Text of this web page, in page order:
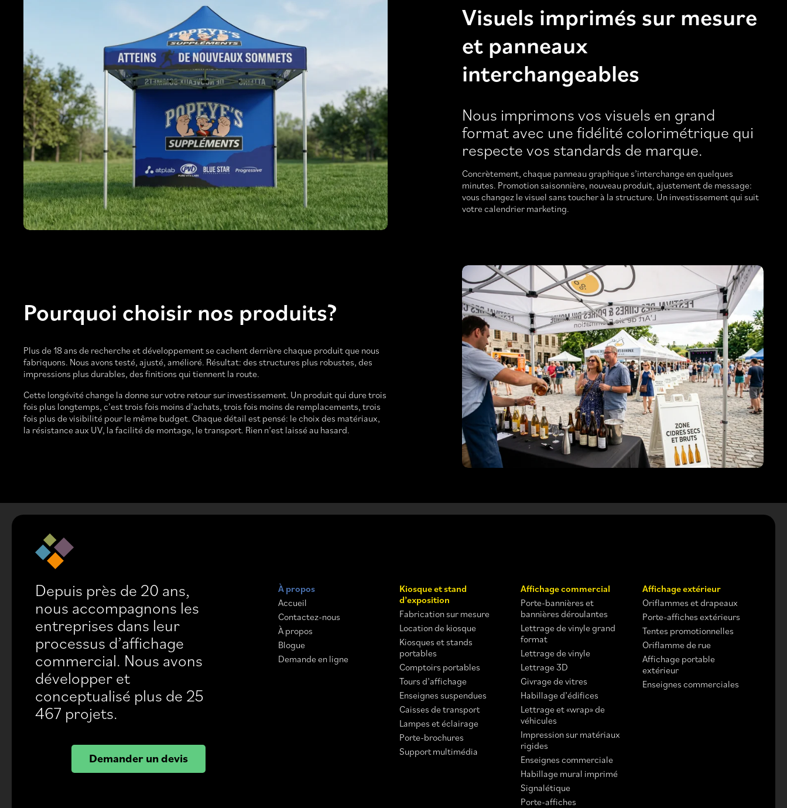
Visuels imprimés sur mesure
et panneaux
interchangeables
Nous imprimons vos visuels en grand
format avec une fidélité colorimétrique qui
respecte vos standards de marque.
Concrètement, chaque panneau graphique s’interchange en quelques
minutes. Promotion saisonnière, nouveau produit, ajustement de message:
vous changez le visuel sans toucher à la structure. Un investissement qui suit
votre calendrier marketing.
Pourquoi choisir nos produits?
Plus de 18 ans de recherche et développement se cachent derrière chaque produit que nous
fabriquons. Nous avons testé, ajusté, amélioré. Résultat: des structures plus robustes, des
impressions plus durables, des finitions qui tiennent la route.
Cette longévité change la donne sur votre retour sur investissement. Un produit qui dure trois
fois plus longtemps, c’est trois fois moins d’achats, trois fois moins de remplacements, trois
fois plus de visibilité pour le même budget. Chaque détail est pensé: le choix des matériaux,
la résistance aux UV, la facilité de montage, le transport. Rien n’est laissé au hasard.
Depuis près de 20 ans,
nous accompagnons les
entreprises dans leur
processus d’affichage
commercial. Nous avons
développer et
conceptualisé plus de 25
467 projets.
Demander un devis
À propos
Accueil
Contactez-nous
À propos
Blogue
Demande en ligne
Kiosque et stand
d’exposition
Fabrication sur mesure
Location de kiosque
Kiosques et stands
portables
Comptoirs portables
Tours d’affichage
Enseignes suspendues
Caisses de transport
Lampes et éclairage
Porte-brochures
Support multimédia
Affichage commercial
Porte-bannières et
bannières déroulantes
Lettrage de vinyle grand
format
Lettrage de vinyle
Lettrage 3D
Givrage de vitres
Habillage d’édifices
Lettrage et «wrap» de
véhicules
Impression sur matériaux
rigides
Enseignes commerciale
Habillage mural imprimé
Signalétique
Porte-affiches
Affichage extérieur
Oriflammes et drapeaux
Porte-affiches extérieurs
Tentes promotionnelles
Oriflamme de rue
Affichage portable
extérieur
Enseignes commerciales